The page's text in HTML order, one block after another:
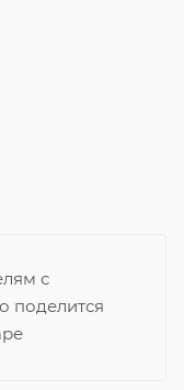
с
поделится